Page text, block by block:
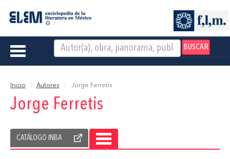
BUSCAR
Toggle
Inicio Autores Jorge Ferretis
Jorge Ferretis
CATÁLOGO INBA
TOGGLE
NAVIGATION